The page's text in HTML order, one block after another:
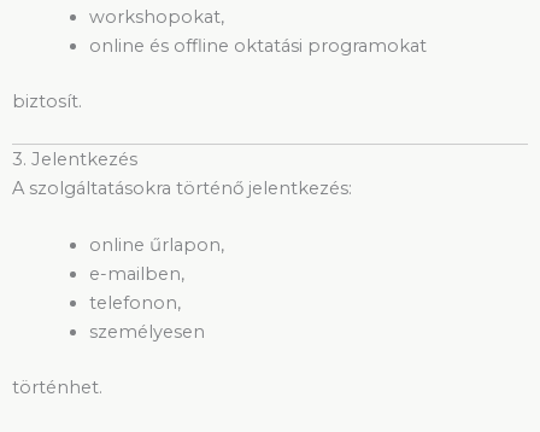
workshopokat,
online és offline oktatási programokat
biztosít.
3. Jelentkezés
A szolgáltatásokra történő jelentkezés:
online űrlapon,
e-mailben,
telefonon,
személyesen
történhet.